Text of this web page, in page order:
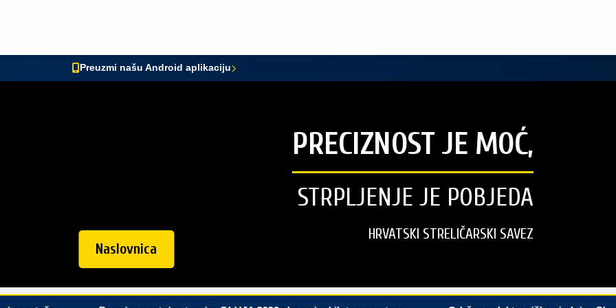
Preuzmi našu Android aplikaciju
PRECIZNOST JE MOĆ,
STRPLJENJE JE POBJEDA
HRVATSKI STRELIČARSKI SAVEZ
Naslovnica